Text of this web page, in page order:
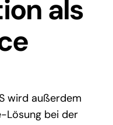
als
wird außerdem
Lösung bei der